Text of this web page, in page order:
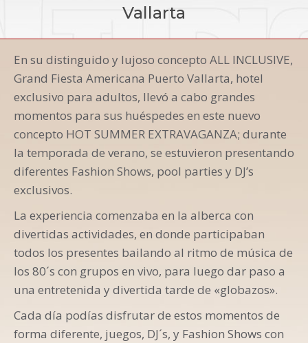
Vallarta
Vida a los Eventos
En su distinguido y lujoso concepto ALL INCLUSIVE,
Grand Fiesta Americana Puerto Vallarta, hotel
exclusivo para adultos, llevó a cabo grandes
momentos para sus huéspedes en este nuevo
concepto HOT SUMMER EXTRAVAGANZA; durante
la temporada de verano, se estuvieron presentando
diferentes Fashion Shows, pool parties y DJ’s
exclusivos.
La experiencia comenzaba en la alberca con
divertidas actividades, en donde participaban
todos los presentes bailando al ritmo de música de
los 80´s con grupos en vivo, para luego dar paso a
una entretenida y divertida tarde de «globazos».
Cada día podías disfrutar de estos momentos de
forma diferente, juegos, DJ´s, y Fashion Shows con